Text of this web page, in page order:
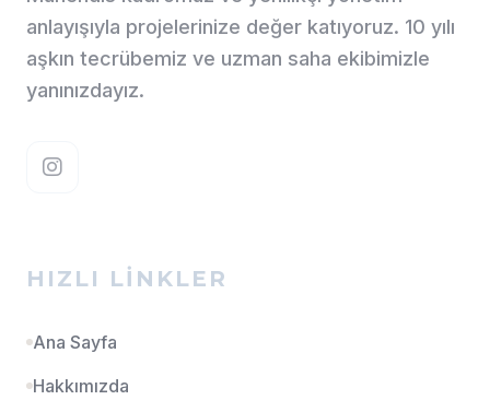
anlayışıyla projelerinize değer katıyoruz. 10 yılı
aşkın tecrübemiz ve uzman saha ekibimizle
yanınızdayız.
HIZLI LINKLER
Ana Sayfa
Hakkımızda